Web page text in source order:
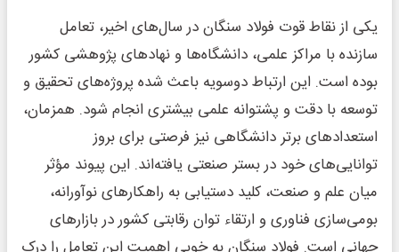
یکی از نقاط قوت فولاد سنگان در سال‌های اخیر، تعامل
سازنده با مراکز علمی، دانشگاه‌ها و نهادهای پژوهشی کشور
بوده است. این ارتباط دوسویه باعث شده پروژه‌های تحقیق و
توسعه با دقت و پشتوانه علمی بیشتری انجام شود. همزمان،
استعدادهای برتر دانشگاهی نیز فرصتی برای بروز
توانایی‌های خود در بستر صنعتی یافته‌اند. این پیوند مؤثر
میان علم و صنعت، کلید دستیابی به راهکارهای نوآورانه،
بومی‌سازی فناوری و ارتقاء توان رقابتی کشور در بازارهای